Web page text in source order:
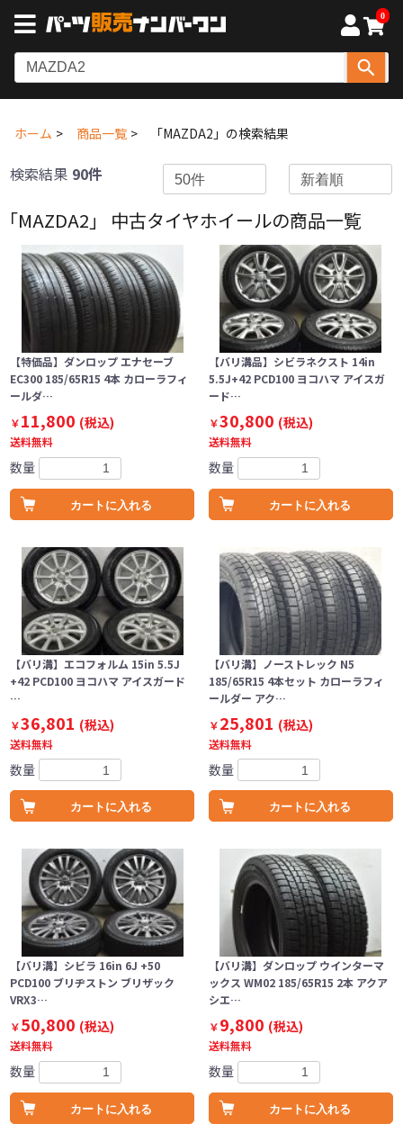
0
ホーム 商品一覧 「MAZDA2」の検索結果
検索結果 90件
「MAZDA2」 中古タイヤホイールの商品一覧
【特価品】ダンロップ エナセーブ
EC300 185/65R15 4本 カローラフィ
ールダ…
￥11,800 (税込)
送料無料
数量
カートに入れる
【バリ溝品】シビラネクスト 14in
5.5J+42 PCD100 ヨコハマ アイスガ
ード…
￥30,800 (税込)
送料無料
数量
カートに入れる
【バリ溝】エコフォルム 15in 5.5J
+42 PCD100 ヨコハマ アイスガード
…
￥36,801 (税込)
送料無料
数量
カートに入れる
【バリ溝】ノーストレック N5
185/65R15 4本セット カローラフィ
ールダー アク…
￥25,801 (税込)
送料無料
数量
カートに入れる
【バリ溝】シビラ 16in 6J +50
PCD100 ブリヂストン ブリザック
VRX3…
￥50,800 (税込)
送料無料
数量
カートに入れる
【バリ溝】ダンロップ ウインターマ
ックス WM02 185/65R15 2本 アクア
シエ…
￥9,800 (税込)
送料無料
数量
カートに入れる